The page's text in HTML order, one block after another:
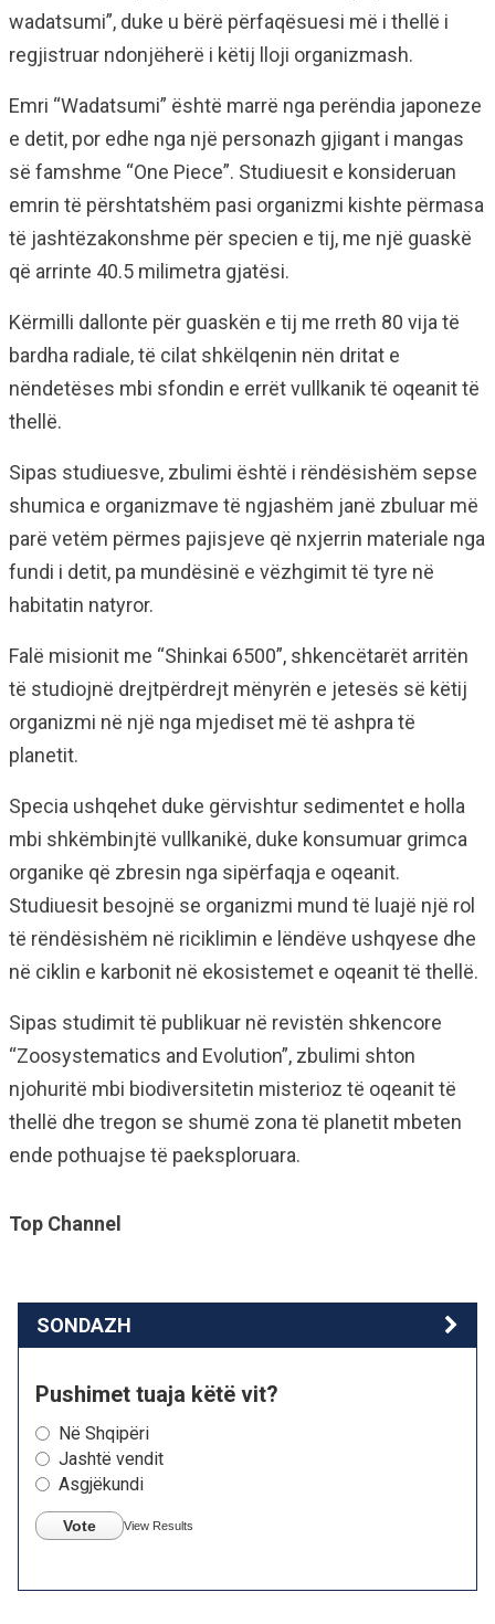
wadatsumi”, duke u bërë përfaqësuesi më i thellë i
regjistruar ndonjëherë i këtij lloji organizmash.
Emri “Wadatsumi” është marrë nga perëndia japoneze
e detit, por edhe nga një personazh gjigant i mangas
së famshme “One Piece”. Studiuesit e konsideruan
emrin të përshtatshëm pasi organizmi kishte përmasa
të jashtëzakonshme për specien e tij, me një guaskë
që arrinte 40.5 milimetra gjatësi.
Kërmilli dallonte për guaskën e tij me rreth 80 vija të
bardha radiale, të cilat shkëlqenin nën dritat e
nëndetëses mbi sfondin e errët vullkanik të oqeanit të
thellë.
Sipas studiuesve, zbulimi është i rëndësishëm sepse
shumica e organizmave të ngjashëm janë zbuluar më
parë vetëm përmes pajisjeve që nxjerrin materiale nga
fundi i detit, pa mundësinë e vëzhgimit të tyre në
habitatin natyror.
Falë misionit me “Shinkai 6500”, shkencëtarët arritën
të studiojnë drejtpërdrejt mënyrën e jetesës së këtij
organizmi në një nga mjediset më të ashpra të
planetit.
Specia ushqehet duke gërvishtur sedimentet e holla
mbi shkëmbinjtë vullkanikë, duke konsumuar grimca
organike që zbresin nga sipërfaqja e oqeanit.
Studiuesit besojnë se organizmi mund të luajë një rol
të rëndësishëm në riciklimin e lëndëve ushqyese dhe
në ciklin e karbonit në ekosistemet e oqeanit të thellë.
Sipas studimit të publikuar në revistën shkencore
“Zoosystematics and Evolution”, zbulimi shton
njohuritë mbi biodiversitetin misterioz të oqeanit të
thellë dhe tregon se shumë zona të planetit mbeten
ende pothuajse të paeksploruara.
Top Channel
SONDAZH
Pushimet tuaja këtë vit?
Në Shqipëri
Jashtë vendit
Asgjëkundi
Vote View Results